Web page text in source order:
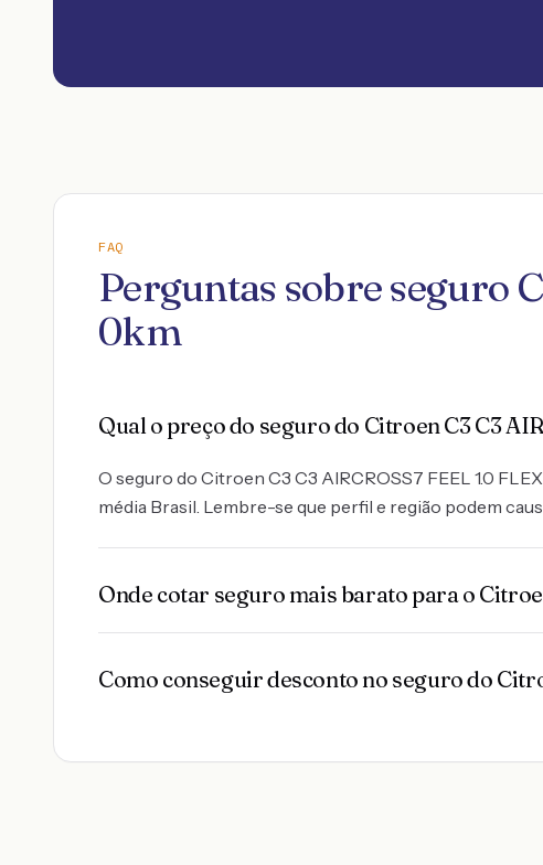
FAQ
Perguntas sobre seguro
0km
Qual o preço do seguro do Citroen C3 C3
O seguro do Citroen C3 C3 AIRCROSS7 FEEL 1.0
média Brasil. Lembre-se que perfil e região podem
Onde cotar seguro mais barato para o
Como conseguir desconto no seguro do